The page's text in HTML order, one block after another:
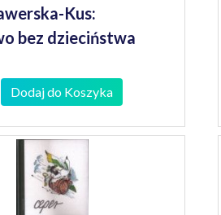
Kus:
bez dzieciństwa
Dodaj do Koszyka